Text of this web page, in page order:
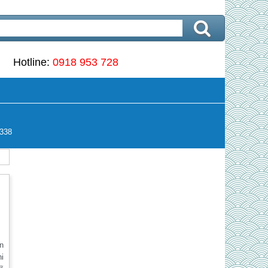
Hotline: 0918 953 728